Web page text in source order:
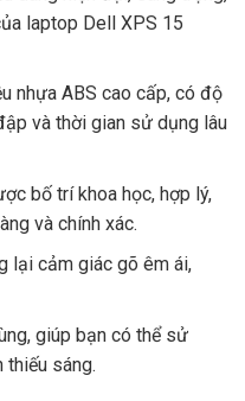
laptop Dell XPS 15
nhựa ABS cao cấp, có độ
và thời gian sử dụng lâu
bố trí khoa học, hợp lý,
và chính xác.
lại cảm giác gõ êm ái,
giúp bạn có thể sử
thiếu sáng.